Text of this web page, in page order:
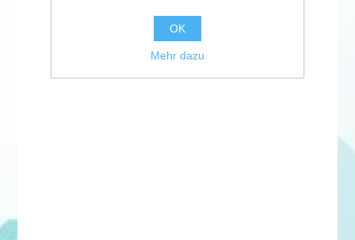
OK
Mehr dazu